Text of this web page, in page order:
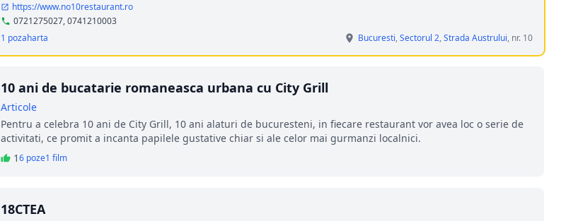
https://www.no10restaurant.ro
0721275027, 0741210003
1 pozaharta Bucuresti,Sectorul 2,Strada Austrului, nr. 10
10 ani de bucatarie romaneasca urbana cu City Grill
Articole
Pentru a celebra 10 ani de City Grill, 10 ani alaturi de bucuresteni, in fiecare restaurant vor avea loc o serie de
activitati, ce promit a incanta papilele gustative chiar si ale celor mai gurmanzi localnici.
16 poze1 film
18CTEA